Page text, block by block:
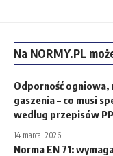
Na NORMY.PL
Odporność ogniowa,
gaszenia – co musi
według przepisów
14 marca, 2026
Norma EN 71: